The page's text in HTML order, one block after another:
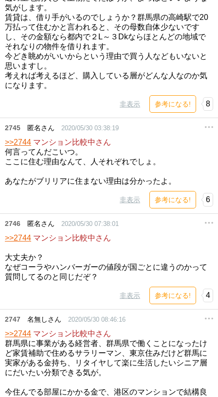
気がします。
賃貸は、借り手がいるのでしょうか？群馬県の高崎駅で20
万払って住むかと言われると、その母数自体少ないです
し、その金額なら都内で２L～３Dkならほとんどの地域で
それなりの物件を借りれます。
今どき眺めがいいからという理由で買う人などもいないと
思いますし。
考えれば考えるほど、購入している層がどんな人なのか気
になります。
非表示 参考になる! 8
2745 匿名さん 2020/05/30 03:38:19
>>2744 マンション比較中さん
何言ってんだこいつ。
ここに住む理由なんて、人それぞれでしょ。
あなたがブリリアに住まない理由は分かったよ。
非表示 参考になる! 6
2746 匿名さん 2020/05/30 07:38:01
>>2744 マンション比較中さん
大丈夫か？
なぜコーラやハンバーガーの値段が国ごとに違うのかって
質問してるのと同じだぞ？
非表示 参考になる! 4
2747 名無しさん 2020/05/30 08:46:16
>>2744 マンション比較中さん
群馬県に事業がある経営者、群馬県で働くことになったけ
ど家賃補助で住めるサラリーマン、東京住みだけど群馬に
実家がある金持ち、リタイヤして楽に生活したいシニア層
にだいたい分類できる気が。
今住んでる部屋にかかる金で、港区のマンションで結構良